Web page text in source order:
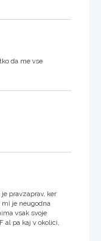
da me vse
pravzaprav, ker
je neugodna
vsak svoje
al pa kaj v okolici,